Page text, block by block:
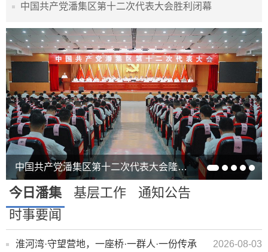
中国共产党潘集区第十二次代表大会胜利闭幕
中国共产党潘集区第十二次代表大会隆重开幕
中国铁塔领导前来我区商谈合作事宜
今日潘集 基层工作
通知公告
时事要闻
淮河湾·守望营地，一座桥·一群人·一份传承 2026-08-03